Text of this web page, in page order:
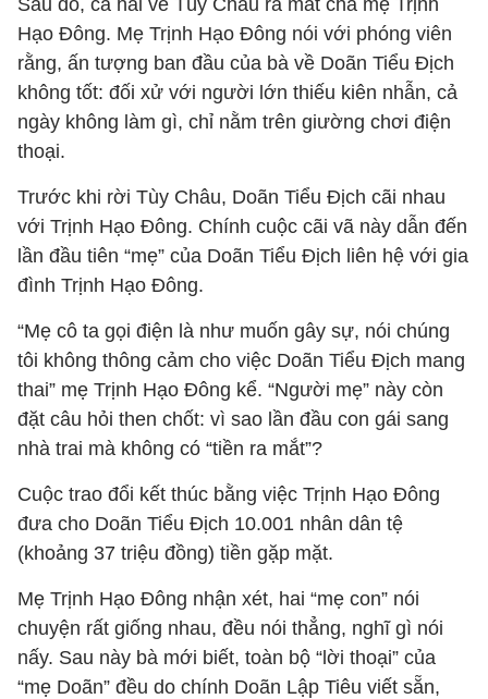
Sau đó, cả hai về Tùy Châu ra mắt cha mẹ Trịnh
Hạo Đông. Mẹ Trịnh Hạo Đông nói với phóng viên
rằng, ấn tượng ban đầu của bà về Doãn Tiểu Địch
không tốt: đối xử với người lớn thiếu kiên nhẫn, cả
ngày không làm gì, chỉ nằm trên giường chơi điện
thoại.
Trước khi rời Tùy Châu, Doãn Tiểu Địch cãi nhau
với Trịnh Hạo Đông. Chính cuộc cãi vã này dẫn đến
lần đầu tiên “mẹ” của Doãn Tiểu Địch liên hệ với gia
đình Trịnh Hạo Đông.
“Mẹ cô ta gọi điện là như muốn gây sự, nói chúng
tôi không thông cảm cho việc Doãn Tiểu Địch mang
thai” mẹ Trịnh Hạo Đông kể. “Người mẹ” này còn
đặt câu hỏi then chốt: vì sao lần đầu con gái sang
nhà trai mà không có “tiền ra mắt”?
Cuộc trao đổi kết thúc bằng việc Trịnh Hạo Đông
đưa cho Doãn Tiểu Địch 10.001 nhân dân tệ
(khoảng 37 triệu đồng) tiền gặp mặt.
Mẹ Trịnh Hạo Đông nhận xét, hai “mẹ con” nói
chuyện rất giống nhau, đều nói thẳng, nghĩ gì nói
nấy. Sau này bà mới biết, toàn bộ “lời thoại” của
“mẹ Doãn” đều do chính Doãn Lập Tiêu viết sẵn,